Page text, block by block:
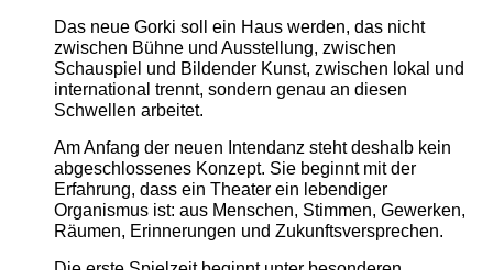
Das neue Gorki soll ein Haus werden, das nicht
zwischen Bühne und Ausstellung, zwischen
Schauspiel und Bildender Kunst, zwischen lokal und
international trennt, sondern genau an diesen
Schwellen arbeitet.
Am Anfang der neuen Intendanz steht deshalb kein
abgeschlossenes Konzept. Sie beginnt mit der
Erfahrung, dass ein Theater ein lebendiger
Organismus ist: aus Menschen, Stimmen, Gewerken,
Räumen, Erinnerungen und Zukunftsversprechen.